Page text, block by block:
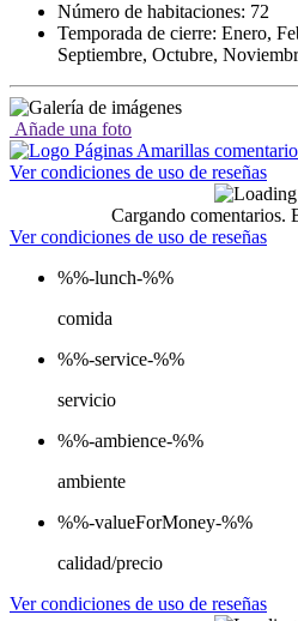
Número de habitaciones: 72
Temporada de cierre: Enero,
Septiembre, Octubre,
Añade una foto
Ver condiciones de uso de reseñas
Cargando comentarios.
Ver condiciones de uso de reseñas
%%-lunch-%%
comida
%%-service-%%
servicio
%%-ambience-%%
ambiente
%%-valueForMoney-%%
calidad/precio
Ver condiciones de uso de reseñas